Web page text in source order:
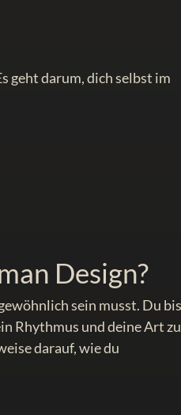
geht darum, dich selbst im
Design?
sein musst. Du
Rhythmus und deine Art zu
darauf, wie du